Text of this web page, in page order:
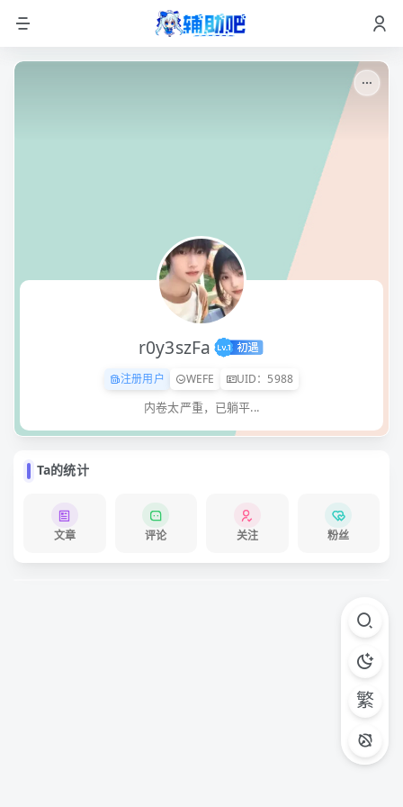
r0y3szFa
注册用户 WEFE UID：5988
内卷太严重，已躺平...
Ta的统计
文章 评论 关注 粉丝
繁